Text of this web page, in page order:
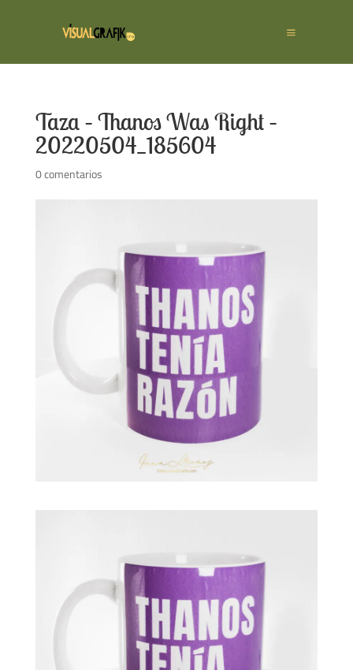
Taza – Thanos Was Right –
20220504_185604
0 comentarios